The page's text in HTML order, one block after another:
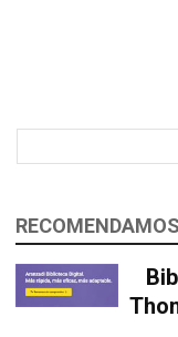
RECOMENDAMOS